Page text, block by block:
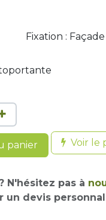
Fixation : Façade
panier Voir le
N'hésitez pas à
un devis